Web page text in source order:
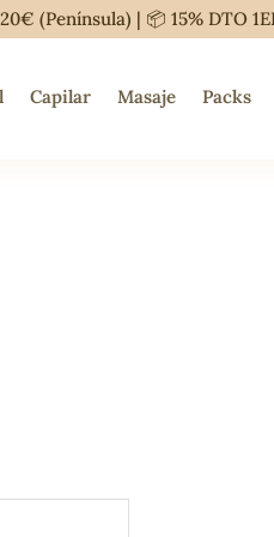
(Península) | 📦 15% DTO
Capilar Masaje Packs